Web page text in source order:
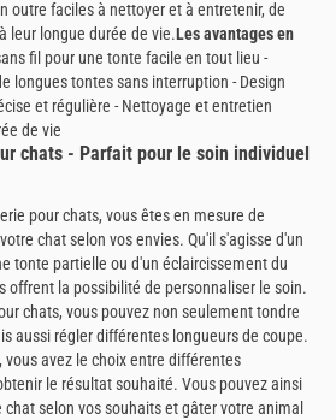
outre faciles à nettoyer et à entretenir, de
leur longue durée de vie.Les avantages en
fil pour une tonte facile en tout lieu -
longues tontes sans interruption - Design
et régulière - Nettoyage et entretien
de vie
chats - Parfait pour le soin individuel
pour chats, vous êtes en mesure de
chat selon vos envies. Qu'il s'agisse d'un
tonte partielle ou d'un éclaircissement du
offrent la possibilité de personnaliser le soin.
chats, vous pouvez non seulement tondre
aussi régler différentes longueurs de coupe.
vous avez le choix entre différentes
le résultat souhaité. Vous pouvez ainsi
selon vos souhaits et gâter votre animal